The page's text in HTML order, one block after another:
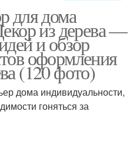
Дорожка из спилов
для дома
из дерева —
и обзор
оформления
(120 фото)
дома индивидуальности,
гоняться за